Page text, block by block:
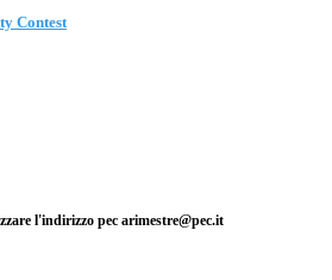
Contest
l'indirizzo pec arimestre@pec.it